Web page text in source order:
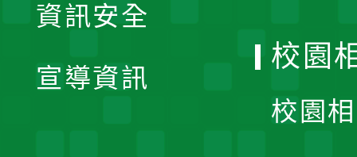
資訊安全
宣導資訊
校園
校園